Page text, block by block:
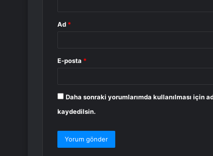
Ad *
E-posta *
Daha sonraki yorumlarımda kullanılması için
kaydedilsin.